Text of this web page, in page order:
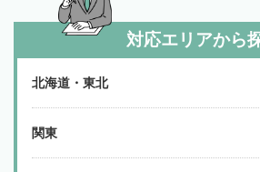
対応エリアから
北海道・東北
関東